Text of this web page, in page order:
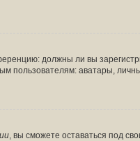
должны ли вы
пользователям: аватары,
, вы сможете оставаться под